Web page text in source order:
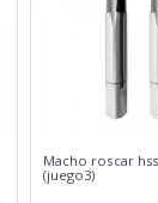
Macho roscar
(juego3)